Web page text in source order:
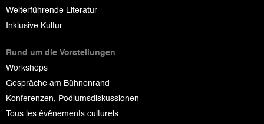
Weiterführende Literatur
Inklusive Kultur
Rund um die Vorstellungen
Workshops
Gespräche am Bühnenrand
Konferenzen, Podiumsdiskussionen
Tous les événements culturels